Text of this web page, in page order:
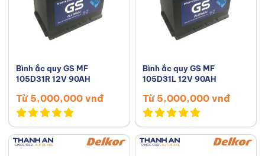
Bình ắc quy GS MF
105D31R 12V 90AH
Từ 5,000,000 vnđ
Bình ắc quy GS MF
105D31L 12V 90AH
Từ 5,000,000 vnđ